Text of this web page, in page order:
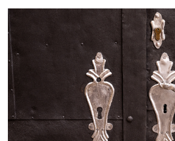
Kontakty
Portál dojihlavy.cz
Brány Jihlavy , příspěvkové
město Jihlava.
Copyright 2026 Brána Jihlavy,